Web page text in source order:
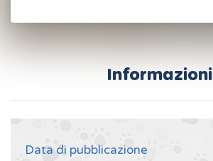
Informazioni
Data di pubblicazione